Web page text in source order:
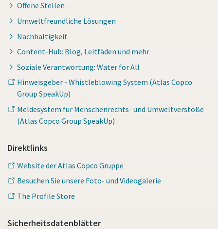
Offene Stellen
Umweltfreundliche Lösungen
Nachhaltigkeit
Content-Hub: Blog, Leitfäden und mehr
Soziale Verantwortung: Water for All
Hinweisgeber - Whistleblowing System (Atlas Copco
Group SpeakUp)
Meldesystem für Menschenrechts- und Umweltverstöße
(Atlas Copco Group SpeakUp)
Direktlinks
Website der Atlas Copco Gruppe
Besuchen Sie unsere Foto- und Videogalerie
The Profile Store
Sicherheitsdatenblätter